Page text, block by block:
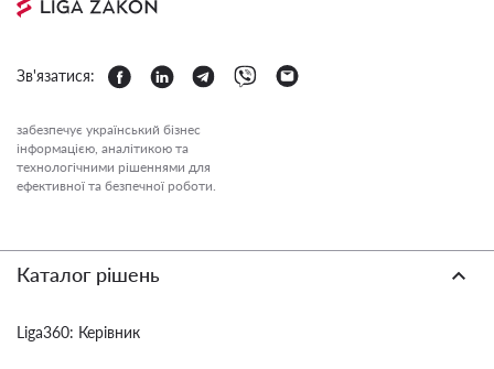
Зв'язатися:
забезпечує український бізнес
інформацією, аналітикою та
технологічними рішеннями для
ефективної та безпечної роботи.
Каталог рішень
Liga360: Керівник